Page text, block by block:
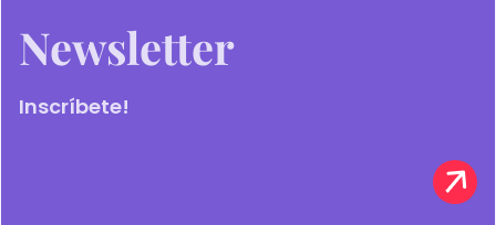
Newsletter
Inscríbete!